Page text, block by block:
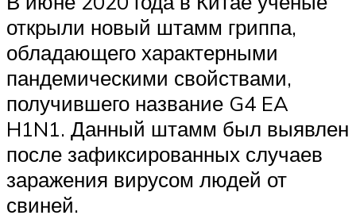
открыли новый штамм гриппа,
обладающего характерными
пандемическими свойствами,
получившего название G4 EA
H1N1. Данный штамм был выявлен
после зафиксированных случаев
заражения вирусом людей от
свиней.